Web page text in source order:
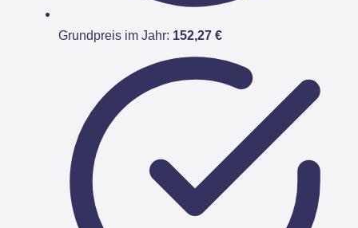
Grundpreis im Jahr: 152,27 €